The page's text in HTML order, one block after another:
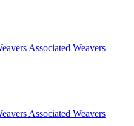
Associated Weavers
Associated Weavers